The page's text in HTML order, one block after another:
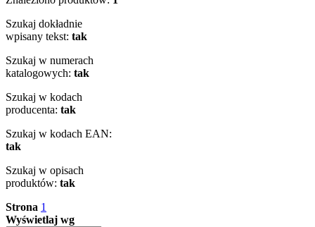
Szukaj dokładnie
wpisany tekst: tak
Szukaj w numerach
katalogowych: tak
Szukaj w kodach
producenta: tak
Szukaj w kodach EAN:
tak
Szukaj w opisach
produktów: tak
Strona 1
Wyświetlaj wg